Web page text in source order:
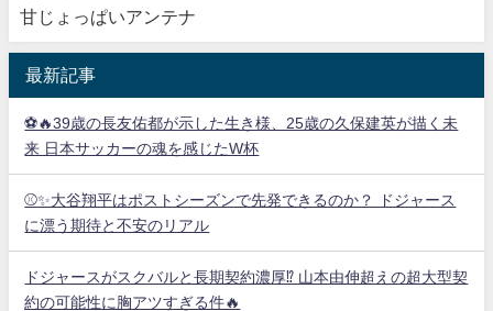
甘じょっぱいアンテナ
最新記事
⚽🔥39歳の長友佑都が示した生き様、25歳の久保建英が描く未
来 日本サッカーの魂を感じたW杯
⚾✨大谷翔平はポストシーズンで先発できるのか？ ドジャース
に漂う期待と不安のリアル
ドジャースがスクバルと長期契約濃厚⁉︎ 山本由伸超えの超大型契
約の可能性に胸アツすぎる件🔥